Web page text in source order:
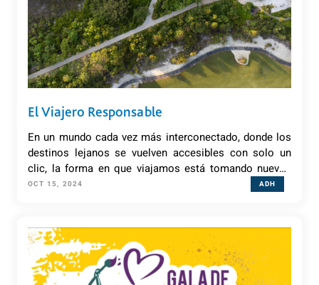
El Viajero Responsable
En un mundo cada vez más interconectado, donde los
destinos lejanos se vuelven accesibles con solo un
clic, la forma en que viajamos está tomando nuevos
caminos. Así surge el concepto del Viajero
OCT 15, 2024 ADH